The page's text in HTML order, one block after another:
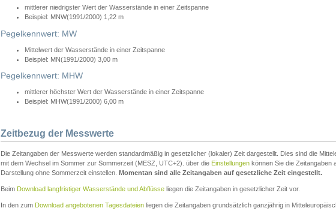
mittlerer niedrigster Wert der Wasserstände in einer Zeitspanne
Beispiel: MNW(1991/2000) 1,22 m
Pegelkennwert: MW
Mittelwert der Wasserstände in einer Zeitspanne
Beispiel: MN(1991/2000) 3,00 m
Pegelkennwert: MHW
mittlerer höchster Wert der Wasserstände in einer Zeitspanne
Beispiel: MHW(1991/2000) 6,00 m
Zeitbezug der Messwerte
Die Zeitangaben der Messwerte werden standardmäßig in gesetzlicher (lokaler) Zeit dargestellt. Dies sind die
mit dem Wechsel im Sommer zur Sommerzeit (MESZ, UTC+2). über die Einstellungen können Sie die Zeitangaben
Darstellung ohne Sommerzeit einstellen. Momentan sind alle Zeitangaben auf gesetzliche Zeit eingestellt.
Beim Download langfristiger Wasserstände und Abflüsse liegen die Zeitangaben in gesetzlicher Zeit vor.
In den zum Download angebotenen Tagesdateien liegen die Zeitangaben grundsätzlich ganzjährig in